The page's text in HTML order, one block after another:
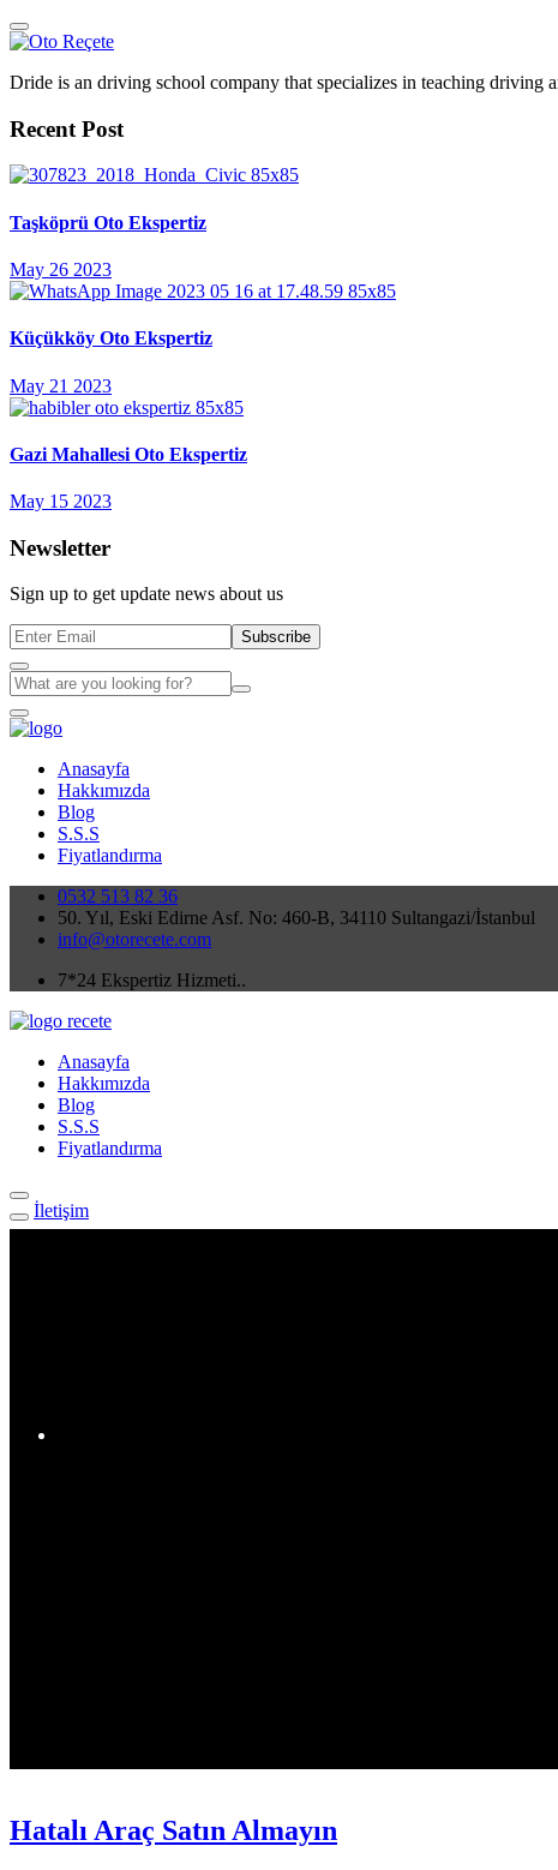
Dride is an driving school company that specializes in teaching driving
Recent Post
Taşköprü Oto Ekspertiz
May 26 2023
Küçükköy Oto Ekspertiz
May 21 2023
Gazi Mahallesi Oto Ekspertiz
May 15 2023
Newsletter
Sign up to get update news about us
Subscribe
Anasayfa
Hakkımızda
Blog
S.S.S
Fiyatlandırma
0532 513 82 36
50. Yıl, Eski Edirne Asf. No: 460-B, 34110 Sultangazi/İstanbul
info@otorecete.com
7*24 Ekspertiz Hizmeti..
Anasayfa
Hakkımızda
Blog
S.S.S
Fiyatlandırma
İletişim
Hatalı Araç Satın Almayın